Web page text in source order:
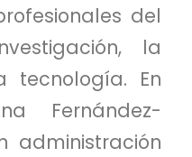
del
la
tecnología. En
Fernández-
administración